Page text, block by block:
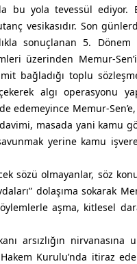
bu yola tevessül
vesikasıdır. Son
sonuçlanan 5. Dönem
üzerinden Memur-
bağladığı toplu
algı operasyonu
Memur-Sen’e,
masada yani
yerine kamu
sözü olmayanlar, söz
dolaşıma sokarak
aşma, kitlesel
arsızlığın nirvanasına
Kurulu’nda itiraz